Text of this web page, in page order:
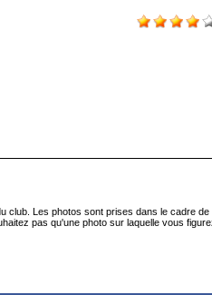
club. Les photos sont prises dans le cadre de
pas qu'une photo sur laquelle vous